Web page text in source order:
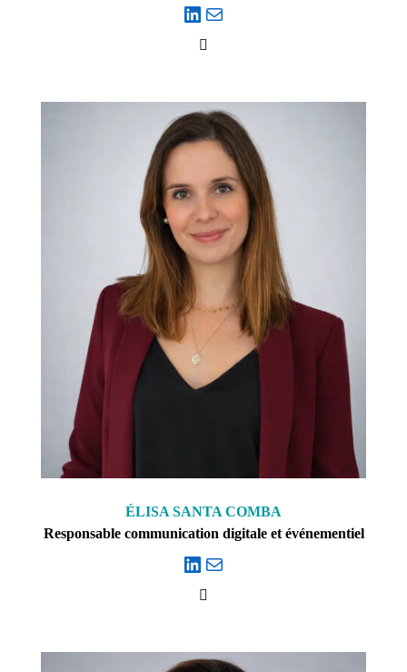
LinkedIn E-mail
ÉLISA SANTA COMBA
Responsable communication digitale et événementiel
LinkedIn E-mail